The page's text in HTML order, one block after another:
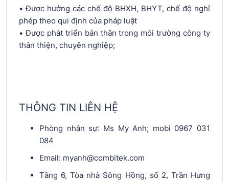
• Được hưởng các chế độ BHXH, BHYT, chế độ nghỉ
phép theo qui định của pháp luật
• Được phát triển bản thân trong môi trường công ty
thân thiện, chuyên nghiệp;
THÔNG TIN LIÊN HỆ
Phòng nhân sự: Ms My Anh; mobi 0967 031
084
Email: myanh@combitek.com
Tầng 6, Tòa nhà Sông Hồng, số 2, Trần Hưng